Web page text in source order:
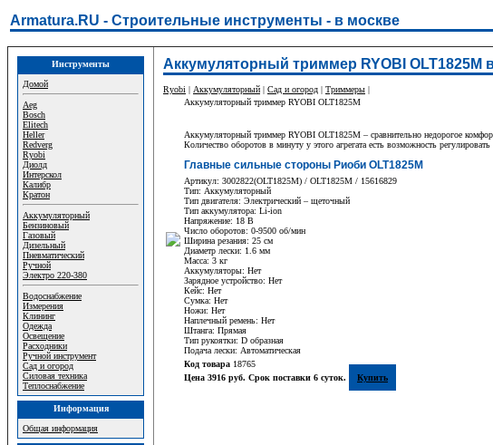
Armatura.RU - Строительные инструменты - в москве
Инструменты
Домой
Aeg
Bosch
Elitech
Heller
Redverg
Ryobi
Диолд
Интерскол
Калибр
Кратон
Аккумуляторный
Бензиновый
Газовый
Дизельный
Пневматический
Ручной
Электро 220-380
Водоснабжение
Измерения
Клининг
Одежда
Освещение
Расходники
Ручной инструмент
Сад и огород
Силовая техника
Теплоснабжение
Информация
Общая информация
Аккумуляторный триммер RYOBI OLT1825M
Ryobi | Аккумуляторный | Сад и огород | Триммеры |
Аккумуляторный триммер RYOBI OLT1825M
Аккумуляторный триммер RYOBI OLT1825M – сравнительно недорогое
Количество оборотов в минуту у этого агрегата есть возможность
Главные сильные стороны Риоби OLT1825M
Артикул: 3002822(OLT1825M) / OLT1825M / 15616829
Тип: Аккумуляторный
Тип двигателя: Электрический – щеточный
Тип аккумулятора: Li-ion
Напряжение: 18 В
Число оборотов: 0-9500 об/мин
Ширина резания: 25 см
Диаметр лески: 1.6 мм
Масса: 3 кг
Аккумуляторы: Нет
Зарядное устройство: Нет
Кейс: Нет
Сумка: Нет
Ножи: Нет
Наплечный ремень: Нет
Штанга: Прямая
Тип рукоятки: D образная
Подача лески: Автоматическая
Код товара 18765
Цена 3916 руб. Срок поставки 6 суток.
Купить